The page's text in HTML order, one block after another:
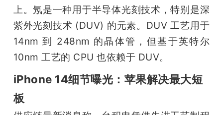
上。氖是一种用于半导体光刻技术，特别是深
紫外光刻技术 (DUV) 的元素。DUV 工艺用于
14nm 到 248nm 的晶体管，但基于英特尔
10nm 工艺的 CPU 也依赖于 DUV。
iPhone 14细节曝光：苹果解决最大短
板